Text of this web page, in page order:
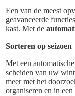
Een van de meest
geavanceerde
kast. Met de
Sorteren op seizoen
Met een
scheiden van uw
meer met het
organiseren en in